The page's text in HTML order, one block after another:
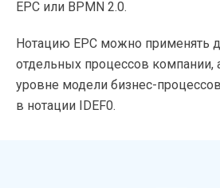
EPC или BPMN 2.0.
Нотацию EPC можно применять
отдельных процессов
уровне модели бизнес-
в нотации IDEF0.